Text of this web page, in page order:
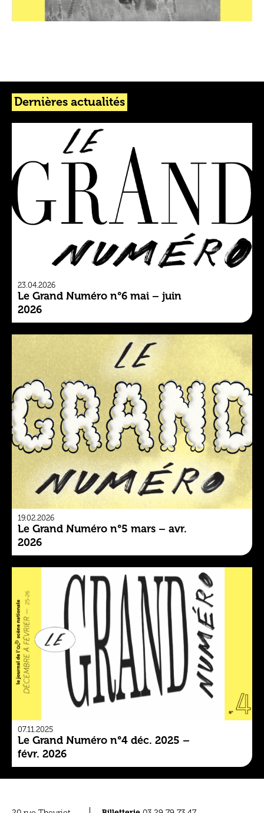
Dernières actualités
23.04.2026
Le Grand Numéro n°6 mai – juin
2026
19.02.2026
Le Grand Numéro n°5 mars – avr.
2026
07.11.2025
Le Grand Numéro n°4 déc. 2025 –
févr. 2026